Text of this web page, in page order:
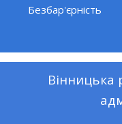
Безбар'єрність
Вінницька